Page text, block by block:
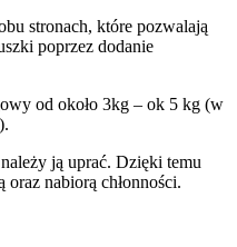
stronach, które pozwalają
poprzez dodanie
od około 3kg – ok 5 kg (w
ją uprać. Dzięki temu
nabiorą chłonności.